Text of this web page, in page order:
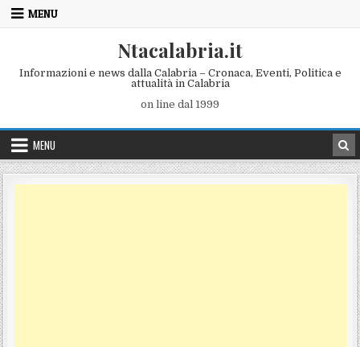
Skip to content
MENU
Ntacalabria.it
Informazioni e news dalla Calabria – Cronaca, Eventi, Politica e
attualità in Calabria
on line dal 1999
MENU